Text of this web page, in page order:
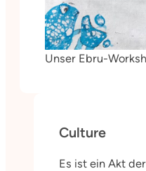
Unser Ebru-
Culture
Es ist ein Akt